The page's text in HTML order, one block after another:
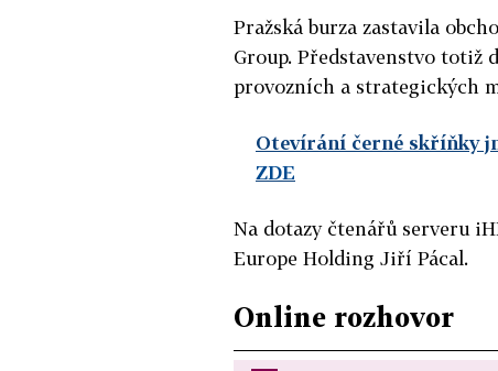
Pražská burza zastavila
Group. Představenstvo totiž
provozních a strategických
Otevírání černé skříňky
ZDE
Na dotazy čtenářů serveru
Europe Holding Jiří Pácal.
Online rozhovor